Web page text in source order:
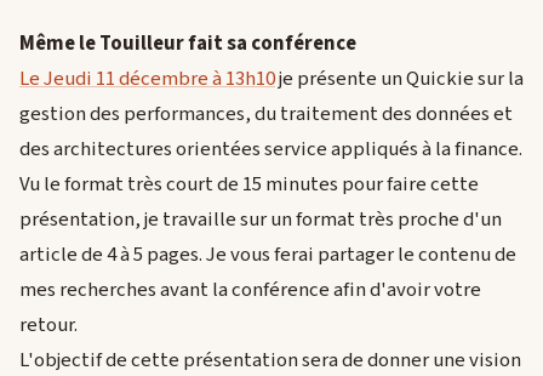
Même le Touilleur fait sa conférence
Le Jeudi 11 décembre à 13h10je présente un Quickie sur la
gestion des performances, du traitement des données et
des architectures orientées service appliqués à la finance.
Vu le format très court de 15 minutes pour faire cette
présentation, je travaille sur un format très proche d'un
article de 4 à 5 pages. Je vous ferai partager le contenu de
mes recherches avant la conférence afin d'avoir votre
retour.
L'objectif de cette présentation sera de donner une vision